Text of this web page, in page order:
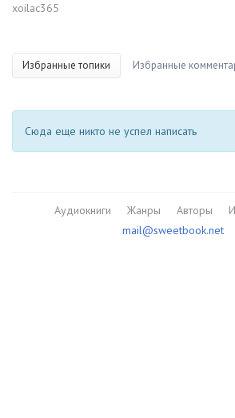
xoilac365
Избранные топики Избранные
Сюда еще никто не успел написать
Аудиокниги Жанры Авторы
mail@sweetbook.net